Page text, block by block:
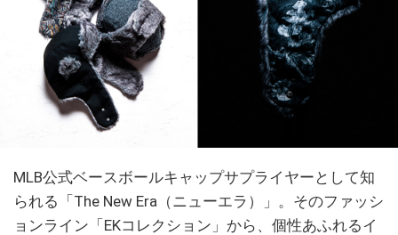
MLB公式ベースボールキャップサプライヤーとして知
られる「The New Era（ニューエラ）」。そのファッシ
ョンライン「EKコレクション」から、個性あふれるイ